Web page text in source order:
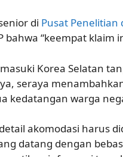
di Pusat Penelitian
bahwa “keempat klaim
Korea Selatan
seraya
kedatangan warga
akomodasi harus
datang dengan